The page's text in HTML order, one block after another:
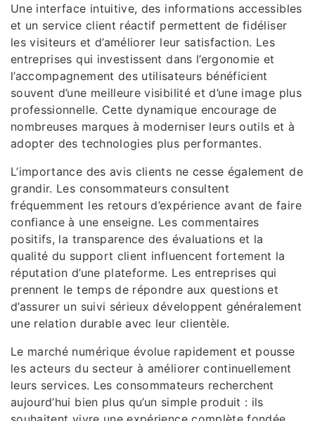
Une interface intuitive, des informations accessibles
et un service client réactif permettent de fidéliser
les visiteurs et d’améliorer leur satisfaction. Les
entreprises qui investissent dans l’ergonomie et
l’accompagnement des utilisateurs bénéficient
souvent d’une meilleure visibilité et d’une image plus
professionnelle. Cette dynamique encourage de
nombreuses marques à moderniser leurs outils et à
adopter des technologies plus performantes.
L’importance des avis clients ne cesse également de
grandir. Les consommateurs consultent
fréquemment les retours d’expérience avant de faire
confiance à une enseigne. Les commentaires
positifs, la transparence des évaluations et la
qualité du support client influencent fortement la
réputation d’une plateforme. Les entreprises qui
prennent le temps de répondre aux questions et
d’assurer un suivi sérieux développent généralement
une relation durable avec leur clientèle.
Le marché numérique évolue rapidement et pousse
les acteurs du secteur à améliorer continuellement
leurs services. Les consommateurs recherchent
aujourd’hui bien plus qu’un simple produit : ils